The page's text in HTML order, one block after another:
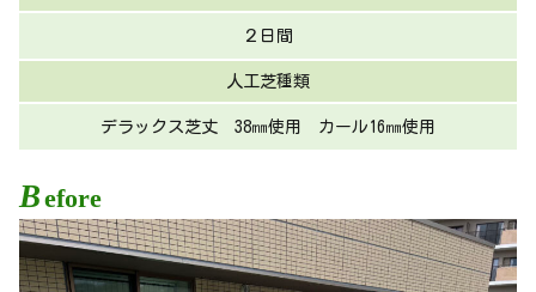
２日間
人工芝種類
デラックス芝丈 38㎜使用 カール16㎜使用
Before